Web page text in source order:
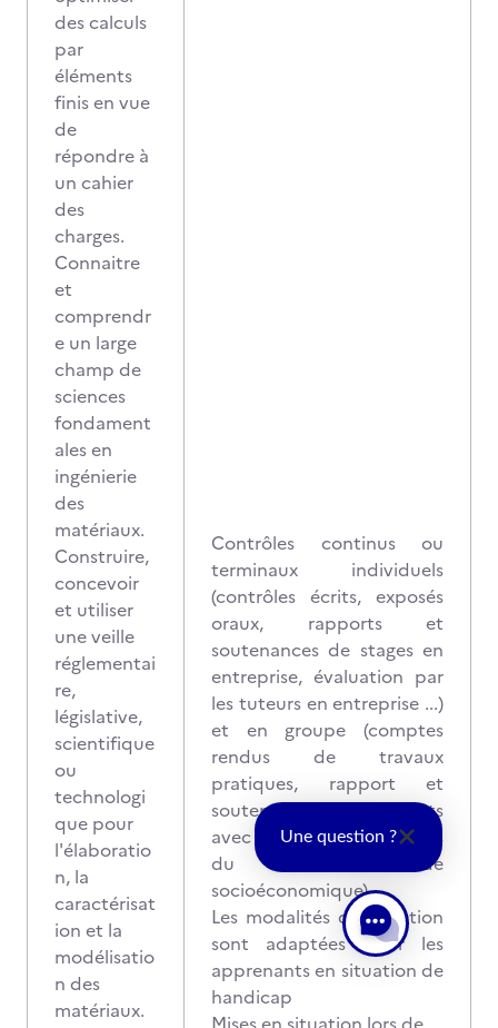
des calculs
par
éléments
finis en vue
de
répondre à
un cahier
des
charges.
Connaitre
et
comprendr
e un large
champ de
sciences
fondament
ales en
ingénierie
des
matériaux.
Construire,
concevoir
et utiliser
une veille
réglementai
re,
législative,
scientifique
ou
technologi
que pour
l'élaboratio
n, la
caractérisat
ion et la
modélisatio
n des
matériaux.
Contrôles continus ou
terminaux individuels
(contrôles écrits, exposés
oraux, rapports et
soutenances de stages en
entreprise, évaluation par
les tuteurs en entreprise ...)
et en groupe (comptes
rendus de travaux
pratiques, rapport et
soutenance de projets
avec des commanditaires
du monde
socioéconomique).
Les modalités d’évaluation
sont adaptées pour les
apprenants en situation de
handicap
Une question ?